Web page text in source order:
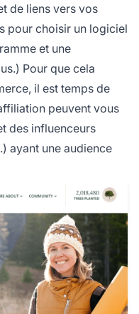
de liens vers vos
pour choisir un logiciel
et une
Pour que cela
il est temps de
peuvent vous
des influenceurs
ayant une audience